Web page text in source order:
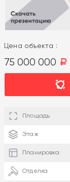
Цена объекта :
75 000 000 a
Площадь
Этаж
Планировка
Отделка